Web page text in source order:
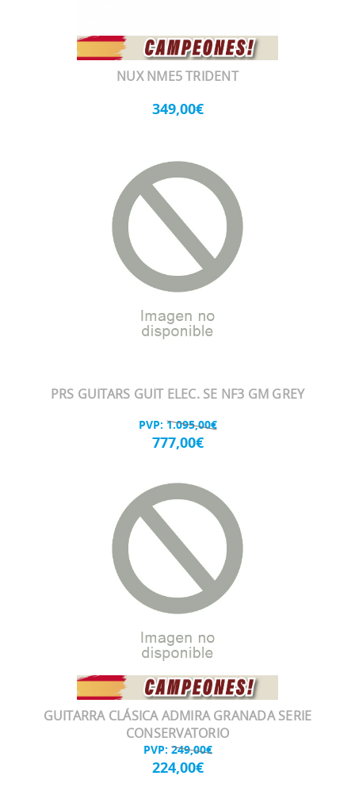
NUX NME5 TRIDENT
349,00€
PRS GUITARS GUIT ELEC. SE NF3 GM GREY
PVP: 1.095,00€
777,00€
GUITARRA CLÁSICA ADMIRA GRANADA SERIE
CONSERVATORIO
PVP: 249,00€
224,00€